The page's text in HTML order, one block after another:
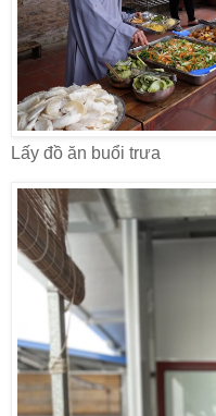
Lấy đồ ăn buổi trưa